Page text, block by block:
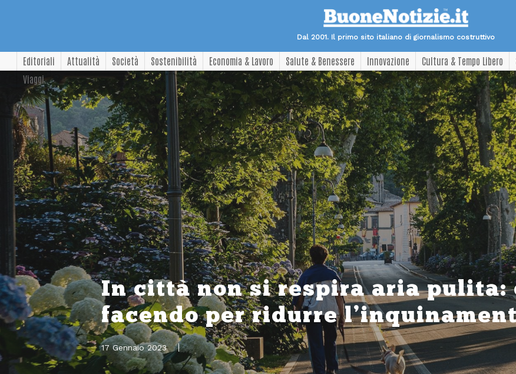
Dal 2001. Il primo sito italiano di giornalismo costruttivo
Editoriali Attualità Società Sostenibilità Economia & Lavoro Salute & Benessere Innovazione Cultura & Tempo Libero
Viaggi
In città non si respira aria pulita:
facendo per ridurre
17 Gennaio 2023